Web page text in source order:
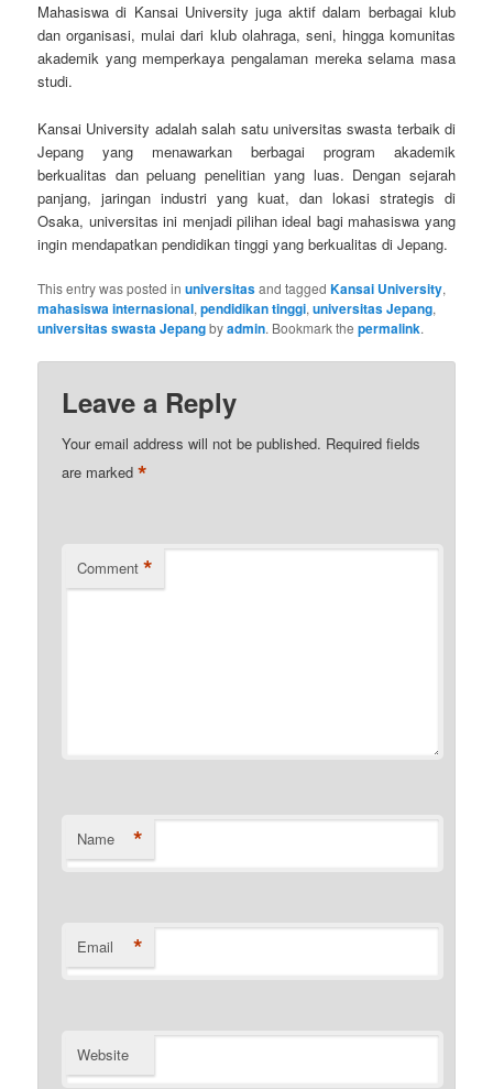
Mahasiswa di Kansai University juga aktif dalam berbagai klub
dan organisasi, mulai dari klub olahraga, seni, hingga komunitas
akademik yang memperkaya pengalaman mereka selama masa
studi.
Kansai University adalah salah satu universitas swasta terbaik di
Jepang yang menawarkan berbagai program akademik
berkualitas dan peluang penelitian yang luas. Dengan sejarah
panjang, jaringan industri yang kuat, dan lokasi strategis di
Osaka, universitas ini menjadi pilihan ideal bagi mahasiswa yang
ingin mendapatkan pendidikan tinggi yang berkualitas di Jepang.
This entry was posted inuniversitasand taggedKansai University,
mahasiswa internasional,pendidikan tinggi,universitas Jepang,
universitas swasta Jepangbyadmin. Bookmark thepermalink.
Leave a Reply
Your email address will not be published. Required fields
are marked*
Comment *
Name *
Email *
Website